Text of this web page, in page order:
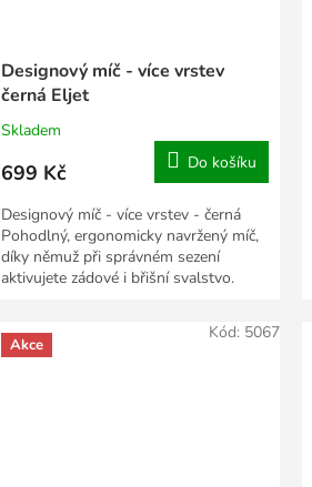
Designový míč - více vrstev
černá Eljet
Skladem
699 Kč Do košíku
Designový míč - více vrstev - černá
Pohodlný, ergonomicky navržený míč,
díky němuž při správném sezení
aktivujete zádové i břišní svalstvo.
Akce
Kód: 5067